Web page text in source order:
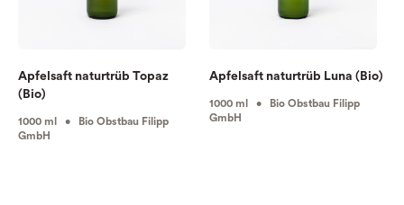
Apfelsaft naturtrüb Topaz
(Bio)
1000 ml • Bio Obstbau Filipp
GmbH
Apfelsaft naturtrüb Luna (Bio)
1000 ml • Bio Obstbau Filipp
GmbH